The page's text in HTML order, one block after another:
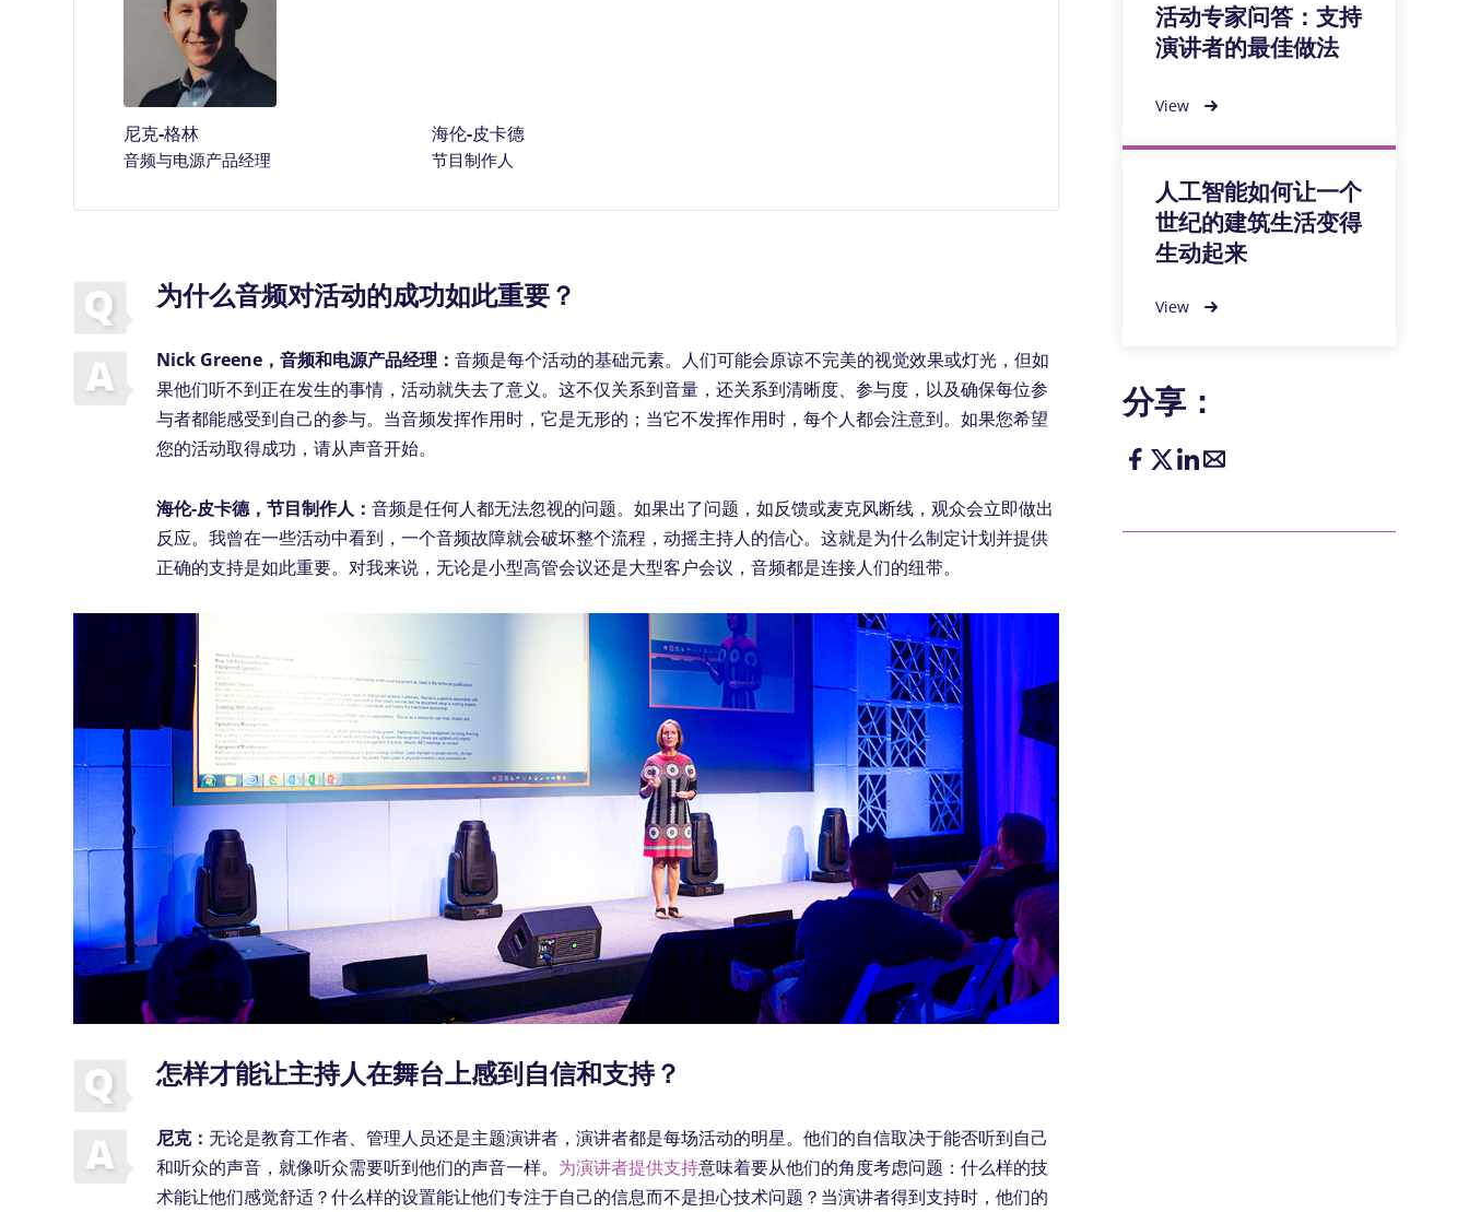
尼克-格林
音频与电源产品经理
海伦-皮卡德
节目制作人
为什么音频对活动的成功如此重要？
Nick Greene，音频和电源产品经理：音频是每个活动的基础元素。人们可能会原谅不完美的视觉效果或灯光，但如
果他们听不到正在发生的事情，活动就失去了意义。这不仅关系到音量，还关系到清晰度、参与度，以及确保每位参
与者都能感受到自己的参与。当音频发挥作用时，它是无形的；当它不发挥作用时，每个人都会注意到。如果您希望
您的活动取得成功，请从声音开始。
海伦-皮卡德，节目制作人：音频是任何人都无法忽视的问题。如果出了问题，如反馈或麦克风断线，观众会立即做出
反应。我曾在一些活动中看到，一个音频故障就会破坏整个流程，动摇主持人的信心。这就是为什么制定计划并提供
正确的支持是如此重要。对我来说，无论是小型高管会议还是大型客户会议，音频都是连接人们的纽带。
怎样才能让主持人在舞台上感到自信和支持？
尼克：无论是教育工作者、管理人员还是主题演讲者，演讲者都是每场活动的明星。他们的自信取决于能否听到自己
和听众的声音，就像听众需要听到他们的声音一样。 为演讲者提供支持意味着要从他们的角度考虑问题：什么样的技
术能让他们感觉舒适？什么样的设置能让他们专注于自己的信息而不是担心技术问题？当演讲者得到支持时，他们的
活动专家问答：支持
演讲者的最佳做法
View
人工智能如何让一个
世纪的建筑生活变得
生动起来
View
分享：